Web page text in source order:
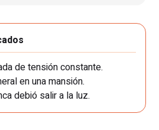
de tensión constante.
en una mansión.
debió salir a la luz.